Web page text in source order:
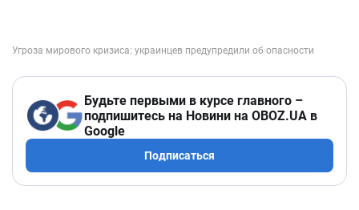
Будьте первыми в курсе главного –
подпишитесь на Новини на OBOZ.UA в
Google
Подписаться